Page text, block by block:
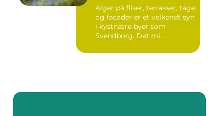
Alger på fliser, terrasser, tage
og facader er et velkendt syn
i kystnære byer som
Svendborg. Det mi...